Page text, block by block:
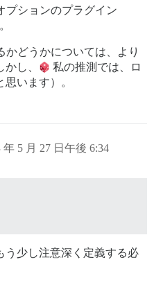
プションのプラグイン
どうかについては、より
し、
私の推測では、ロ
います）。
年 5 月 27 日午後 6:34
う少し注意深く定義する必